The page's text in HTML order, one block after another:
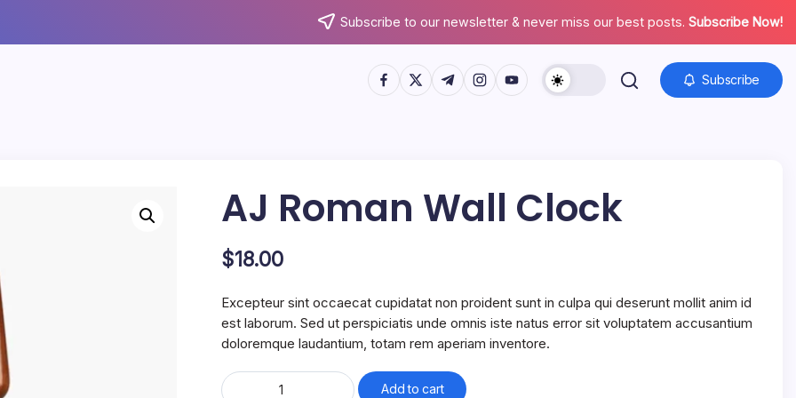
Subscribe to our newsletter & never miss our best posts. Subscribe Now!
https://www.facebook.com/
https://twitter.com/
https://t.me/
https://www.instagram.com/
https://youtube.com/ Subscribe
AJ Roman Wall Clock
$18.00
Excepteur sint occaecat cupidatat non proident sunt in culpa qui deserunt mollit anim id
est laborum. Sed ut perspiciatis unde omnis iste natus error sit voluptatem accusantium
doloremque laudantium, totam rem aperiam inventore.
AJ
Add to cart